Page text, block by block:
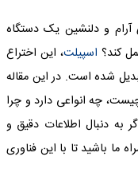
آرام و دلنشین یک دستگاه
کند؟ اسپیلت، این اختراع
شده است. در این مقاله
چه انواعی دارد و چرا
به دنبال اطلاعات دقیق و
ما باشید تا با این فناوری